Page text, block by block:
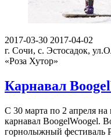
2017-03-30 2017-04-02
г. Сочи, с. Эстосадок,
«Роза Хутор»
Карнавал
С 30 марта по 2 апреля на
карнавал BoogelWoogel.
горнолыжный фестиваль